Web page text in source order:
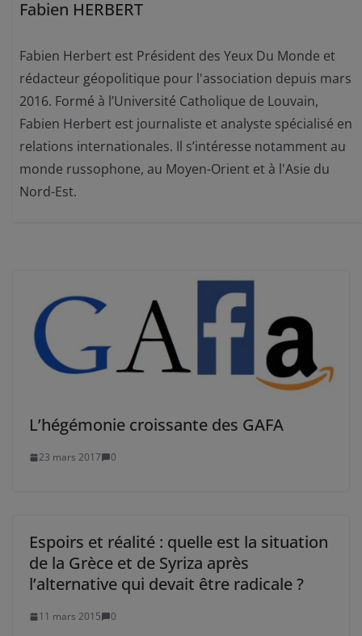
Fabien HERBERT
Fabien Herbert est Président des Yeux Du Monde et
rédacteur géopolitique pour l'association depuis mars
2016. Formé à l’Université Catholique de Louvain,
Fabien Herbert est journaliste et analyste spécialisé en
relations internationales. Il s’intéresse notamment au
monde russophone, au Moyen-Orient et à l'Asie du
Nord-Est.
L’hégémonie croissante des GAFA
23 mars 2017 0
Espoirs et réalité : quelle est la situation
de la Grèce et de Syriza après
l’alternative qui devait être radicale ?
11 mars 2015 0